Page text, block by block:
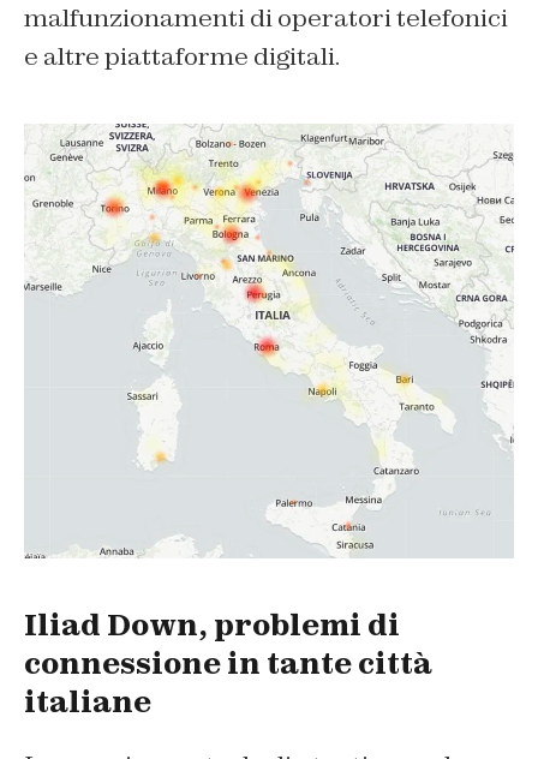
malfunzionamenti di operatori telefonici
e altre piattaforme digitali.
Iliad Down, problemi di
connessione in tante città
italiane